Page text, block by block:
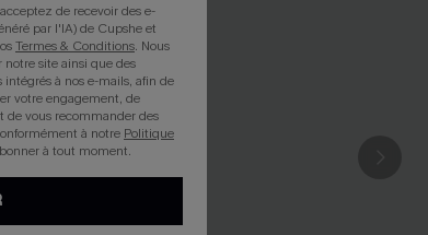
de recevoir des e-
par l'IA) de Cupshe et
Termes & Conditions. Nous
notre site ainsi que des
intégrés à nos e-mails, afin de
votre engagement, de
de vous recommander des
à notre Politique
à tout moment.